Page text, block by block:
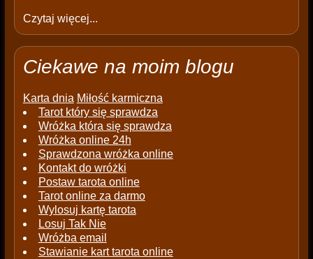
Czytaj więcej...
Ciekawe na moim blogu
Karta dnia Miłość karmiczna
Tarot który się sprawdza
Wróżka która się sprawdza
Wróżka online 24h
Sprawdzona wróżka online
Kontakt do wróżki
Postaw tarota online
Tarot online za darmo
Wylosuj kartę tarota
Losuj Tak Nie
Wróżba email
Stawianie kart tarota online